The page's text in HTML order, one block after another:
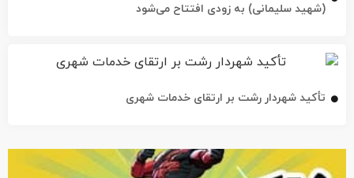
(شهید سلیمانی) به زودی افتتاح می‌شود
تأکید شهردار رشت بر ارتقای خدمات شهری